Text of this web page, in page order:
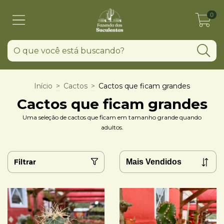
0
Início > Cactos > Cactos que ficam grandes
Cactos que ficam grandes
Uma seleção de cactos que ficam em tamanho grande quando
adultos.
Filtrar